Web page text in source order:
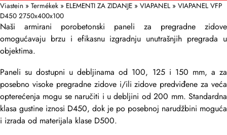
Viastein » Termékek » ELEMENTI ZA ZIDANJE » VIAPANEL » VIAPANEL VFP
D450 2750x400x100
Naši armirani porobetonski paneli za pregradne zidove
omogućavaju brzu i efikasnu izgradnju unutrašnjih pregrada u
objektima.
Paneli su dostupni u debljinama od 100, 125 i 150 mm, a za
posebno visoke pregradne zidove i/ili zidove predviđene za veća
opterećenja mogu se naručiti i u debljini od 200 mm. Standardna
klasa gustine iznosi D450, dok je po posebnoj narudžbini moguća
i izrada od materijala klase D500.